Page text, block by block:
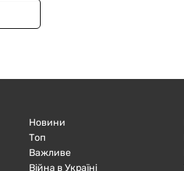
Новини
Топ
Важливе
Війна в Україні